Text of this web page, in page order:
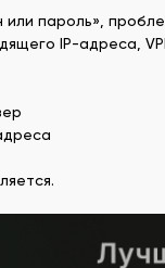
пароль»,
IP-адреса,